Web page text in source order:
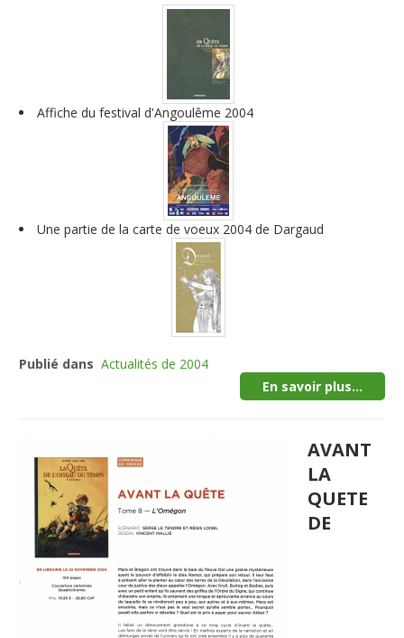
Affiche du festival d'Angoulême 2004
Une partie de la carte de voeux 2004 de Dargaud
Publié dans Actualités de 2004
En savoir plus...
AVANT
LA
QUETE
DE